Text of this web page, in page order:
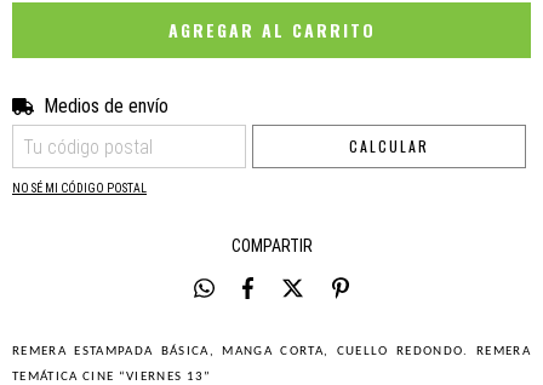
Entregas para el CP:
Medios de envío
CALCULAR
NO SÉ MI CÓDIGO POSTAL
COMPARTIR
REMERA ESTAMPADA BÁSICA, MANGA CORTA, CUELLO REDONDO. REMERA
TEMÁTICA CINE “VIERNES 13”